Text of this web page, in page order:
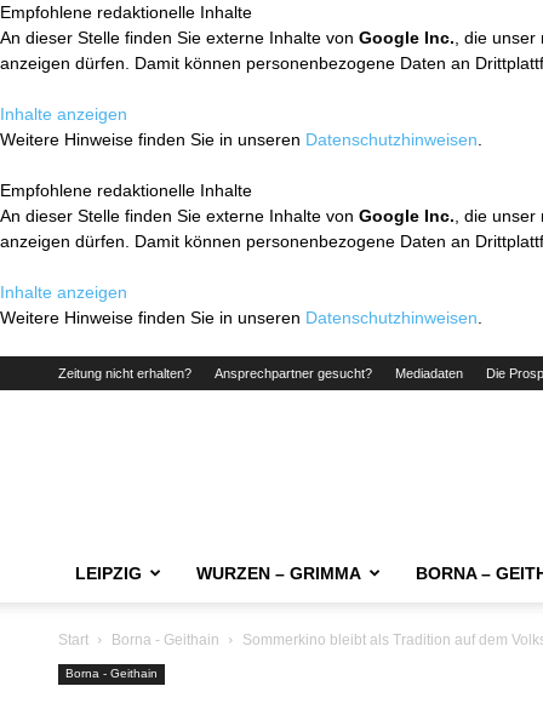
Empfohlene redaktionelle Inhalte
An dieser Stelle finden Sie externe Inhalte von Google Inc. , die
anzeigen dürfen. Damit können personenbezogene Daten an
Inhalte anzeigen
Weitere Hinweise finden Sie in unseren Datenschutzhinweisen
Empfohlene redaktionelle Inhalte
An dieser Stelle finden Sie externe Inhalte von Google Inc. , die
anzeigen dürfen. Damit können personenbezogene Daten an
Inhalte anzeigen
Weitere Hinweise finden Sie in unseren Datenschutzhinweisen
Zeitung nicht erhalten? Ansprechpartner gesucht? Mediadaten Die
LEIPZIG WURZEN – GRIMMA BORNA –
Start Borna - Geithain Sommerkino bleibt als Tradition auf dem
Borna - Geithain